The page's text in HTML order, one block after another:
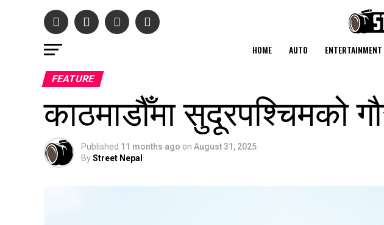
HOME AUTO ENTERTAINMENT
FEATURE
काठमाडौँमा सुदूरपश्चिमको
Published 11 months ago on August 31, 2025
ByStreet Nepal